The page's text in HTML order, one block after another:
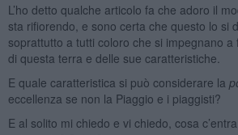
L’ho detto qualche articolo fa che adoro il
sta rifiorendo, e sono certa che questo lo si
soprattutto a tutti coloro che si impegnano
di questa terra e delle sue caratteristiche.
E quale caratteristica si può considerare la
eccellenza se non la Piaggio e i piaggisti?
E al solito mi chiedo e vi chiedo, cosa